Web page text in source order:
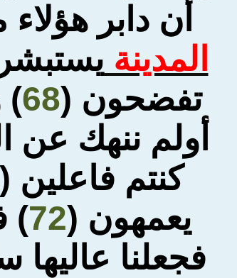
أن دابر
المدينة
تفضحون (68
)
أولم ننهك عن
كنتم فاعلين (
يعمهون (72
)
فجعلنا